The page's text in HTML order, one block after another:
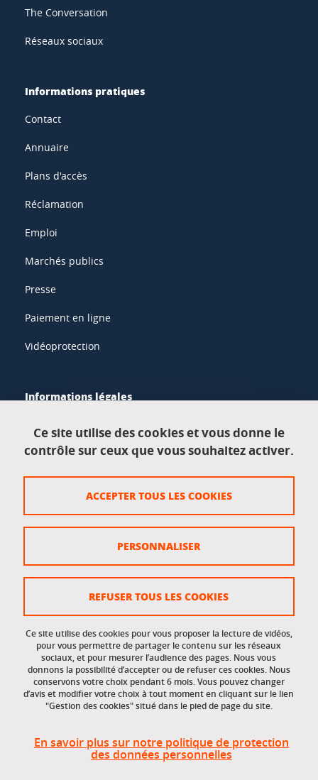
The Conversation
Réseaux sociaux
Informations pratiques
Contact
Annuaire
Plans d'accès
Réclamation
Emploi
Marchés publics
Presse
Paiement en ligne
Vidéoprotection
Informations légales
Données personnelles
Crédits
Gestion des cookies
Accessibilité : non conforme
Accès réservés
Intranet des étudiants et des personnels
Ce site utilise des cookies et vous donne le
contrôle sur ceux que vous souhaitez activer.
Ce site utilise des cookies pour vous proposer la lecture de vidéos,
pour vous permettre de partager le contenu sur les réseaux
sociaux, et pour mesurer l’audience des pages. Nous vous
donnons la possibilité d’accepter ou de refuser ces cookies. Nous
conservons votre choix pendant 6 mois. Vous pouvez changer
d’avis et modifier votre choix à tout moment en cliquant sur le lien
"Gestion des cookies" situé dans le pied de page du site.
En savoir plus sur notre politique de protection
des données personnelles
ACCEPTER TOUS LES COOKIES
REFUSER TOUS LES COOKIES
PERSONNALISER